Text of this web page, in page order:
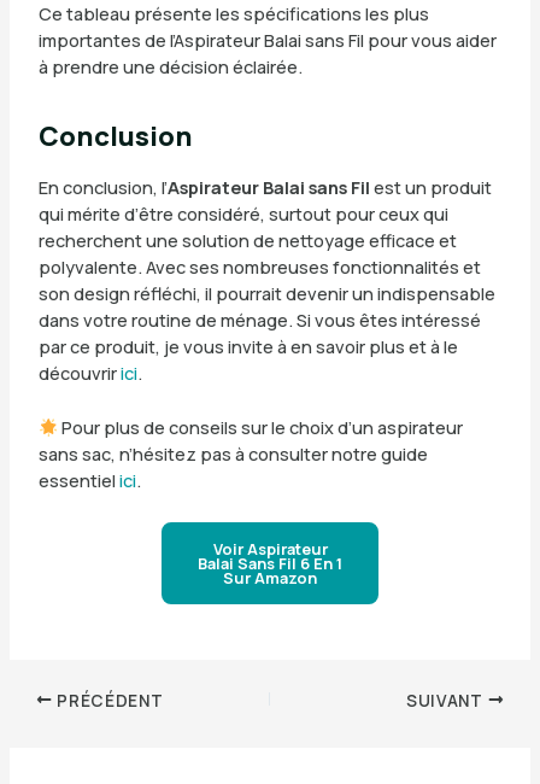
Ce tableau présente les spécifications les plus
importantes de l’Aspirateur Balai sans Fil pour vous aider
à prendre une décision éclairée.
Conclusion
En conclusion, l’Aspirateur Balai sans Fil est un produit
qui mérite d’être considéré, surtout pour ceux qui
recherchent une solution de nettoyage efficace et
polyvalente. Avec ses nombreuses fonctionnalités et
son design réfléchi, il pourrait devenir un indispensable
dans votre routine de ménage. Si vous êtes intéressé
par ce produit, je vous invite à en savoir plus et à le
découvririci.
Pour plus de conseils sur le choix d’un aspirateur
sans sac, n’hésitez pas à consulter notre guide
essentiel ici.
Voir Aspirateur
Balai Sans Fil 6 En 1
Sur Amazon
PRÉCÉDENT SUIVANT